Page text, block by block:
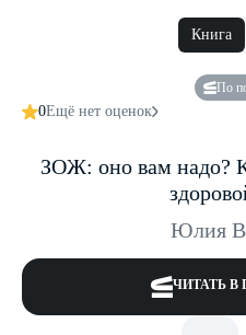
Книга
По
0Ещё нет оценок
ЗОЖ: оно вам надо?
Юлия
ЧИТАТЬ В